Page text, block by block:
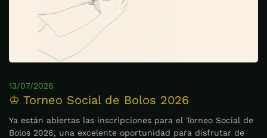
13/07/2026
♔ Torneo Social de Bolos 2026
Ya están abiertas las inscripciones para el Torneo Social de
Bolos 2026, una excelente oportunidad para disfrutar de